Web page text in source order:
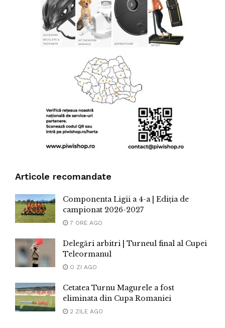
Articole recomandate
Componenta Ligii a 4-a | Ediția de
campionat 2026-2027
7 ORE AGO
Delegări arbitri | Turneul final al Cupei
Teleormanul
O ZI AGO
Cetatea Turnu Magurele a fost
eliminata din Cupa Romaniei
2 ZILE AGO